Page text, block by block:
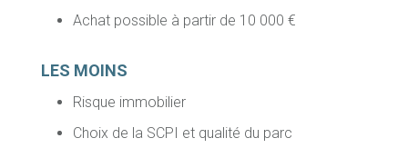
Achat possible à partir de 10 000 €
LES MOINS
Risque immobilier
Choix de la SCPI et qualité du parc